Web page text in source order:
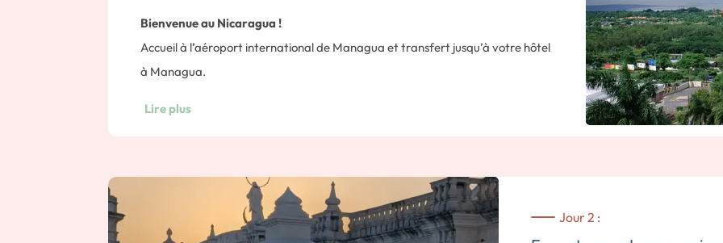
Bienvenue au Nicaragua !
Accueil à l’aéroport international de Managua et transfert jusqu’à votre hôtel
à Managua.
Nuit dans un hôtel de charme
Lire plus
Jour 2 :